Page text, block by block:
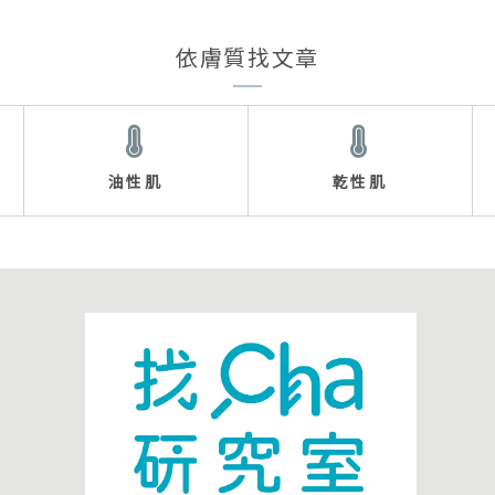
依膚質找文章
油性肌 乾性肌